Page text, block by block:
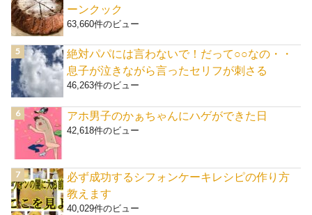
ーンクック
63,660件のビュー
絶対パパには言わないで！だって○○なの・・
息子が泣きながら言ったセリフが刺さる
46,263件のビュー
アホ男子のかぁちゃんにハゲができた日
42,618件のビュー
必ず成功するシフォンケーキレシピの作り方
教えます
40,029件のビュー